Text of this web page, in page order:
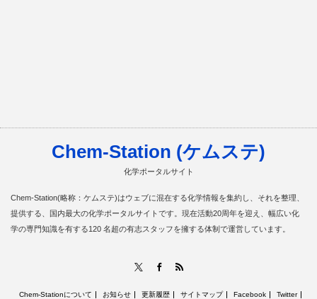
Chem-Station (ケムステ)
化学ポータルサイト
Chem-Station(略称：ケムステ)はウェブに混在する化学情報を集約し、それを整理、
提供する、国内最大の化学ポータルサイトです。現在活動20周年を迎え、幅広い化
学の専門知識を有する120 名超の有志スタッフを擁する体制で運営しています。
Facebook
Chem-Stationについて お知らせ 更新履歴 サイトマップ Facebook Twitter